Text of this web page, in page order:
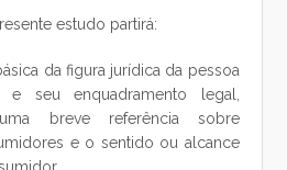
estudo partirá:
da figura jurídica da pessoa
e seu enquadramento legal,
breve referência sobre
e o sentido ou alcance